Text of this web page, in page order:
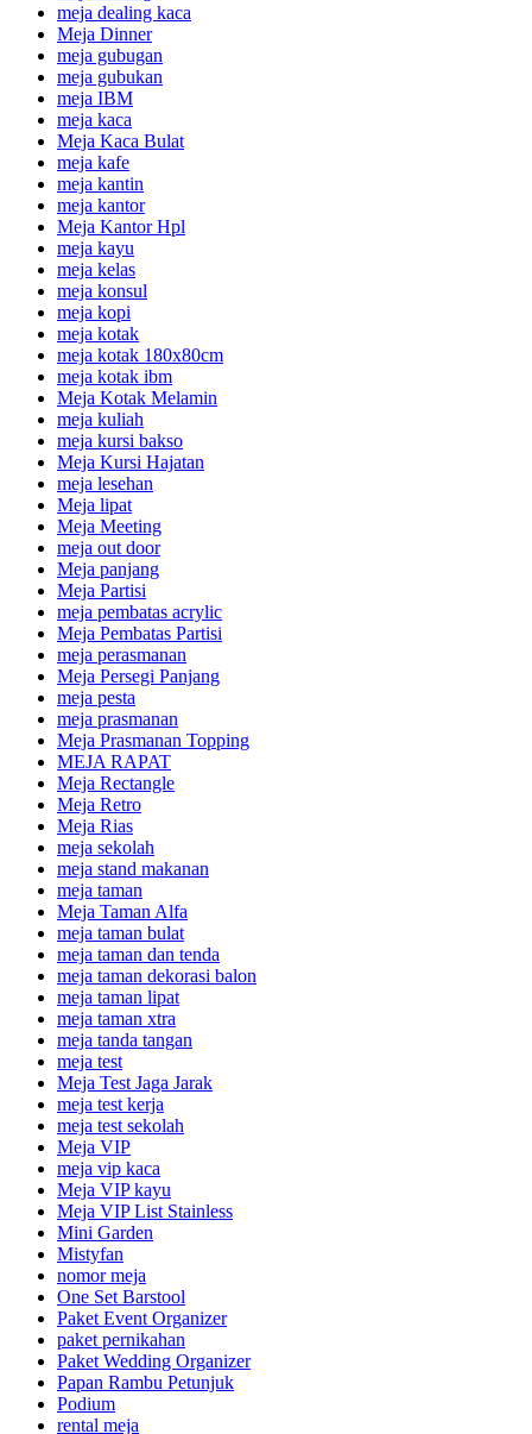
meja dealing kaca
Meja Dinner
meja gubugan
meja gubukan
meja IBM
meja kaca
Meja Kaca Bulat
meja kafe
meja kantin
meja kantor
Meja Kantor Hpl
meja kayu
meja kelas
meja konsul
meja kopi
meja kotak
meja kotak 180x80cm
meja kotak ibm
Meja Kotak Melamin
meja kuliah
meja kursi bakso
Meja Kursi Hajatan
meja lesehan
Meja lipat
Meja Meeting
meja out door
Meja panjang
Meja Partisi
meja pembatas acrylic
Meja Pembatas Partisi
meja perasmanan
Meja Persegi Panjang
meja pesta
meja prasmanan
Meja Prasmanan Topping
MEJA RAPAT
Meja Rectangle
Meja Retro
Meja Rias
meja sekolah
meja stand makanan
meja taman
Meja Taman Alfa
meja taman bulat
meja taman dan tenda
meja taman dekorasi balon
meja taman lipat
meja taman xtra
meja tanda tangan
meja test
Meja Test Jaga Jarak
meja test kerja
meja test sekolah
Meja VIP
meja vip kaca
Meja VIP kayu
Meja VIP List Stainless
Mini Garden
Mistyfan
nomor meja
One Set Barstool
Paket Event Organizer
paket pernikahan
Paket Wedding Organizer
Papan Rambu Petunjuk
Podium
rental meja